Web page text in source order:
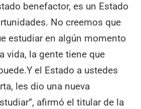
benefactor, es un Estado
No creemos que
estudiar en algún momento
vida, la gente tiene que
el Estado a ustedes
les dio una nueva
afirmó el titular de la